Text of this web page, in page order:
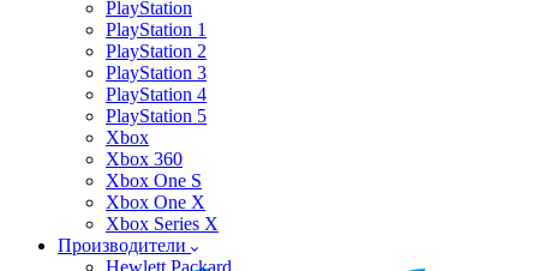
PlayStation
PlayStation 1
PlayStation 2
PlayStation 3
PlayStation 4
PlayStation 5
Xbox
Xbox 360
Xbox One S
Xbox One X
Xbox Series X
Производители
Hewlett Packard